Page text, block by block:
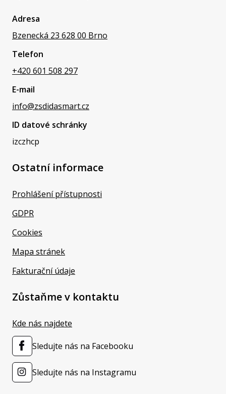
Adresa
Bzenecká 23 628 00 Brno
Telefon
+420 601 508 297
E-mail
info@zsdidasmart.cz
ID datové schránky
izczhcp
Ostatní informace
Prohlášení přístupnosti
GDPR
Cookies
Mapa stránek
Fakturační údaje
Zůstaňme v kontaktu
Kde nás najdete
Sledujte nás na Facebooku
Sledujte nás na Instagramu